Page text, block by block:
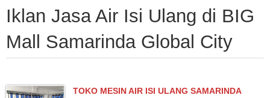
Iklan Jasa Air Isi Ulang di BIG
Mall Samarinda Global City
TOKO MESIN AIR ISI ULANG SAMARINDA